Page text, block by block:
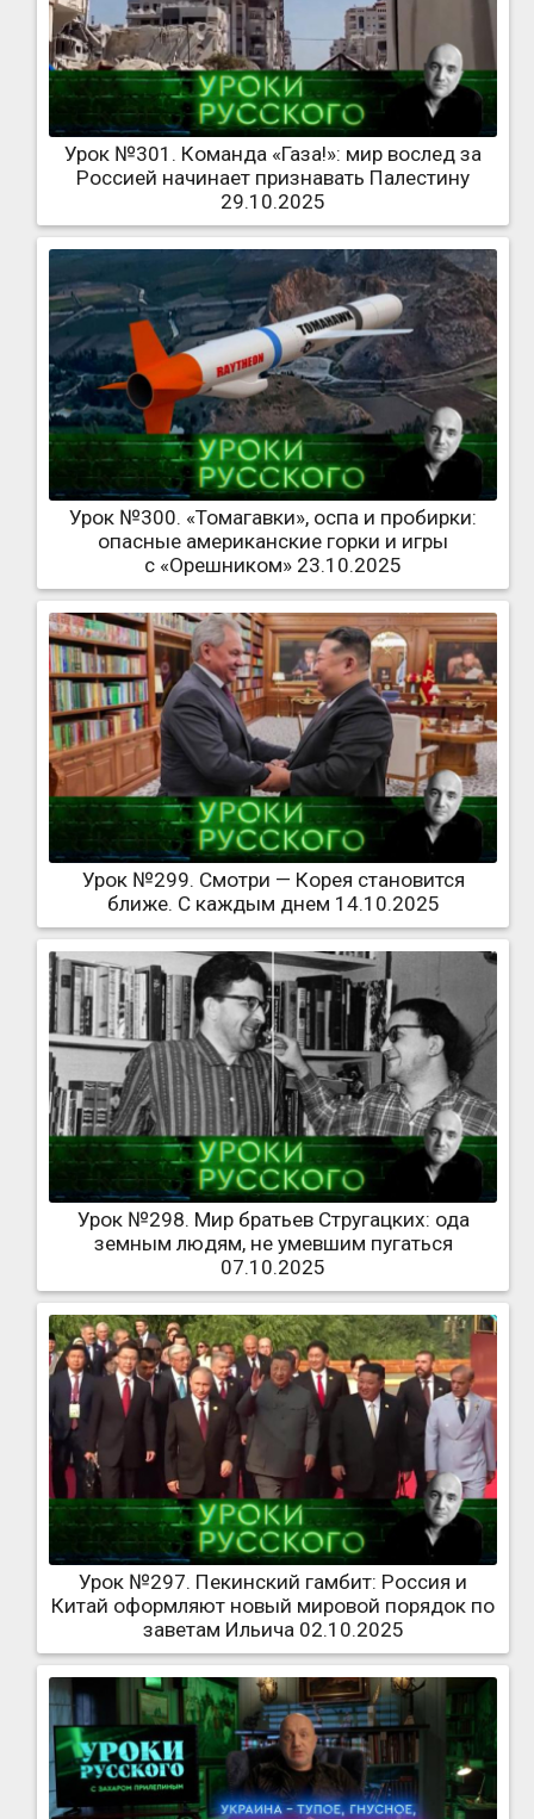
Урок №301. Команда «Газа!»: мир вослед за
Россией начинает признавать Палестину
29.10.2025
Урок №300. «Томагавки», оспа и пробирки:
опасные американские горки и игры
с «Орешником» 23.10.2025
Урок №299. Смотри — Корея становится
ближе. С каждым днем 14.10.2025
Урок №298. Мир братьев Стругацких: ода
земным людям, не умевшим пугаться
07.10.2025
Урок №297. Пекинский гамбит: Россия и
Китай оформляют новый мировой порядок по
заветам Ильича 02.10.2025